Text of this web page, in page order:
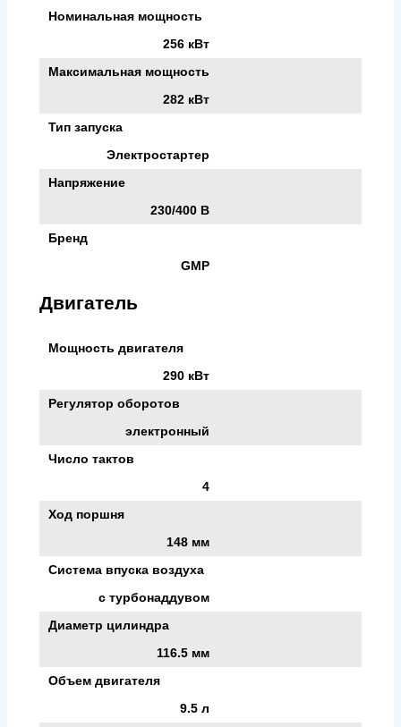
Номинальная мощность
256 кВт
Максимальная мощность
282 кВт
Тип запуска
Электростартер
Напряжение
230/400 В
Бренд
GMP
Двигатель
Мощность двигателя
290 кВт
Регулятор оборотов
электронный
Число тактов
4
Ход поршня
148 мм
Система впуска воздуха
с турбонаддувом
Диаметр цилиндра
116.5 мм
Объем двигателя
9.5 л